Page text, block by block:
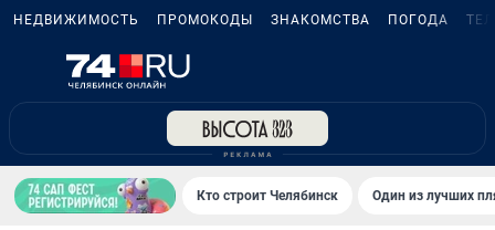
НЕДВИЖИМОСТЬ ПРОМОКОДЫ ЗНАКОМСТВА ПОГОДА
Кто строит Челябинск Один из лучших